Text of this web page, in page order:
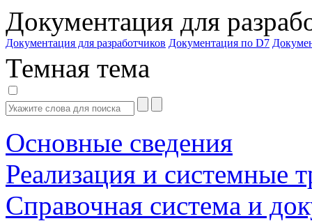
Документация для
Документация для разработчиков Документация по D7
Темная тема
Основные сведения
Реализация и системные
Справочная система и